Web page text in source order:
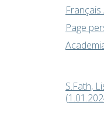
Français
Page
S.Fath,